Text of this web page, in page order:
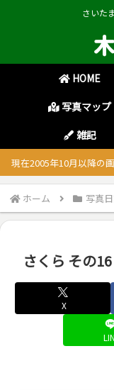
さいた
HOME
写真マップ
雑記
現在2005年10月以降の
ホーム 写真
さくら その
X